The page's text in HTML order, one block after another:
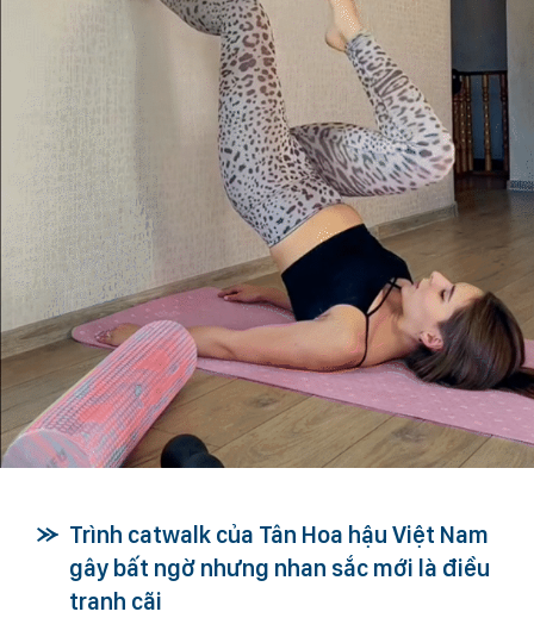
Trình catwalk của Tân Hoa hậu Việt Nam
gây bất ngờ nhưng nhan sắc mới là điều
tranh cãi